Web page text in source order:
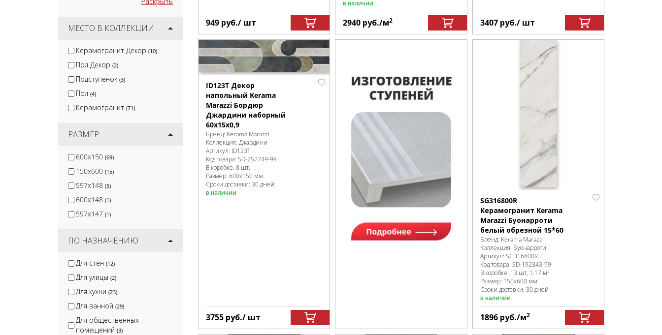
МЕСТО В КОЛЛЕКЦИИ
Керамогранит Декор (10)
Пол Декор (2)
Подступенок (3)
Пол (4)
Керамогранит (71)
РАЗМЕР
600x150 (69)
150x600 (15)
597x148 (5)
600x148 (1)
597x147 (1)
ПО НАЗНАЧЕНИЮ
Для стен (12)
Для улицы (2)
Для кухни (23)
Для ванной (29)
Для общественных
помещений (3)
949 руб./ шт
в наличии
2940 руб./м2 3407 руб./ шт
ID123T Декор
напольный Kerama
Marazzi Бордюр
Джардини наборный
60x15x0,9
Бренд: Kerama Marazzi
Коллекция: Джардини
Артикул: ID123T
Код товара: SD-252749-99
В коробке: 8 шт,
Размер: 600x150 мм
Сроки доставки: 30 дней
в наличии
3755 руб./ шт
SG316800R
Керамогранит Kerama
Marazzi Буонарроти
белый обрезной 15*60
Бренд: Kerama Marazzi
Коллекция: Буонарроти
Артикул: SG316800R
Код товара: SD-192343-99
В коробке: 13 шт, 1.17 м2
Размер: 150x600 мм
Сроки доставки: 30 дней
в наличии
1896 руб./м2